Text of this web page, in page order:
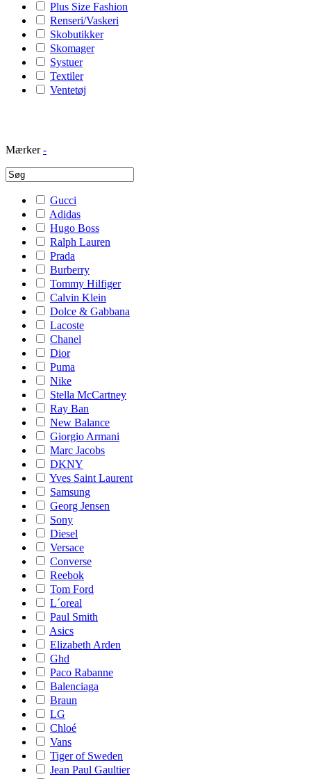
Plus Size Fashion
Renseri/Vaskeri
Skobutikker
Skomager
Systuer
Textiler
Ventetøj
Mærker -
Gucci
Adidas
Hugo Boss
Ralph Lauren
Prada
Burberry
Tommy Hilfiger
Calvin Klein
Dolce & Gabbana
Lacoste
Chanel
Dior
Puma
Nike
Stella McCartney
Ray Ban
New Balance
Giorgio Armani
Marc Jacobs
DKNY
Yves Saint Laurent
Samsung
Georg Jensen
Sony
Diesel
Versace
Converse
Reebok
Tom Ford
L´oreal
Paul Smith
Asics
Elizabeth Arden
Ghd
Paco Rabanne
Balenciaga
Braun
LG
Chloé
Vans
Tiger of Sweden
Jean Paul Gaultier